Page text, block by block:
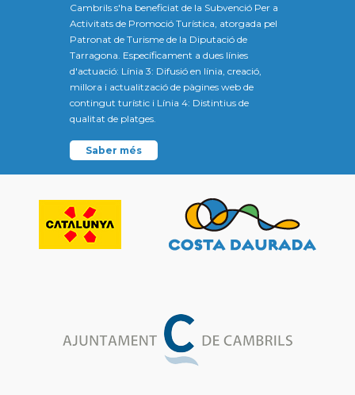
Cambrils s'ha beneficiat de la Subvenció Per a
Activitats de Promoció Turística, atorgada pel
Patronat de Turisme de la Diputació de
Tarragona. Específicament a dues línies
d'actuació: Línia 3: Difusió en línia, creació,
millora i actualització de pàgines web de
contingut turístic i Línia 4: Distintius de
qualitat de platges.
Saber més